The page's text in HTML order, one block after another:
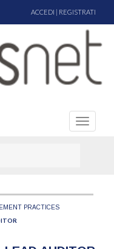
ACCEDI | REGISTRATI
PRACTICES